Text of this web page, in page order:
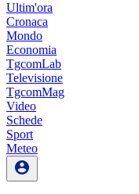
Ultim'ora
Cronaca
Mondo
Economia
TgcomLab
Televisione
TgcomMag
Video
Schede
Sport
Meteo